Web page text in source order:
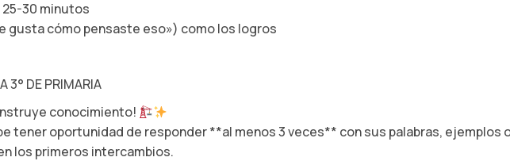
25-30 minutos
gusta cómo pensaste eso») como los logros
3° DE PRIMARIA
conocimiento!
tener oportunidad de responder **al menos 3 veces** con sus palabras, ejemplos
los primeros intercambios.